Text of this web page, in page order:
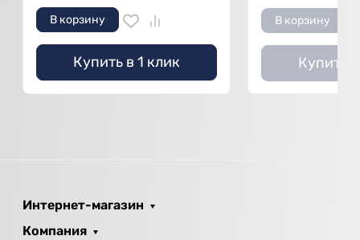
В корзину
Купить в 1 клик
В корзину
Купить
Интернет-магазин
Компания